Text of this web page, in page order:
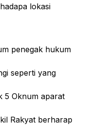
lokasi
penegak hukum
seperti yang
5 Oknum aparat
Rakyat berharap